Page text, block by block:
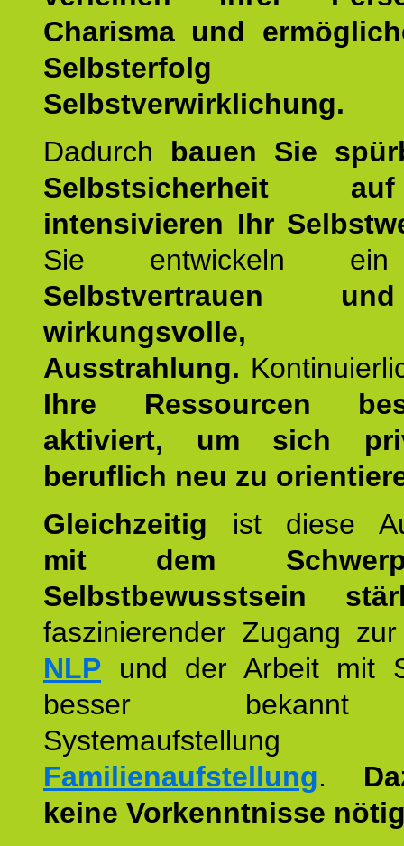
Charisma und
Selbstverwirklichung.
Dadurch bauen Sie
Selbstsicherheit
intensivieren Ihr
Sie entwickeln ein
Selbstvertrauen
wirkungsvolle,
Ausstrahlung.
Ihre Ressourcen
aktiviert, um sich
beruflich neu zu
Gleichzeitig ist diese
mit dem
Selbstbewusstsein
faszinierender Zugang
NLP und der Arbeit mit
besser
Familienaufstellung.
keine Vorkenntnisse